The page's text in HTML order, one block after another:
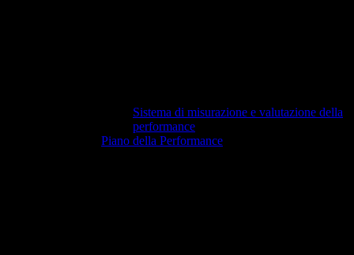
Sistema di misurazione e valutazione della
performance
Piano della Performance